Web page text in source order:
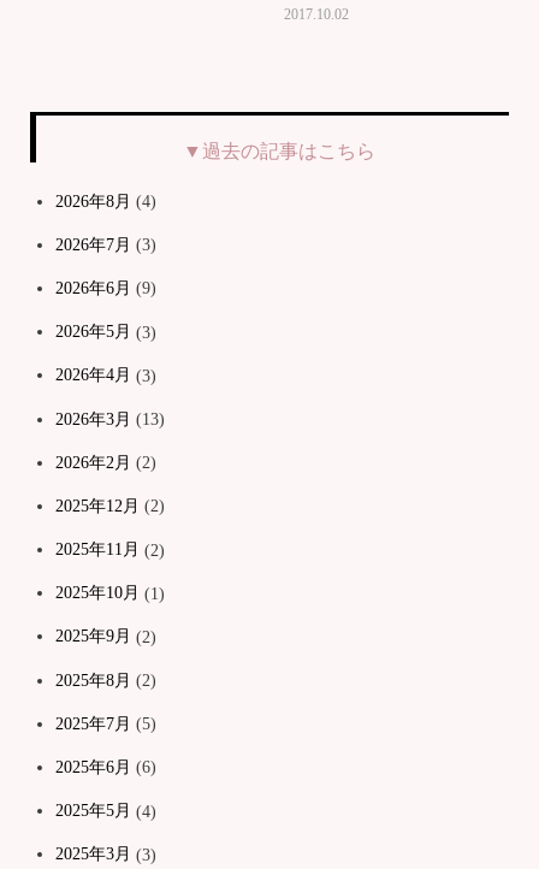
2017.10.02
▼過去の記事はこちら
2026年8月 (4)
2026年7月 (3)
2026年6月 (9)
2026年5月 (3)
2026年4月 (3)
2026年3月 (13)
2026年2月 (2)
2025年12月 (2)
2025年11月 (2)
2025年10月 (1)
2025年9月 (2)
2025年8月 (2)
2025年7月 (5)
2025年6月 (6)
2025年5月 (4)
2025年3月 (3)